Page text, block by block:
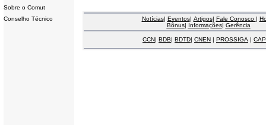
Sobre o Comut
Conselho Técnico
Notícias| Eventos| Artigos| Fale Conosco |
Bônus| Informações| Gerência
CCN| BDB| BDTD| CNEN | PROSSIGA |